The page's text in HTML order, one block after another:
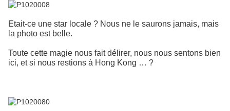
Etait-ce une star locale ? Nous ne le saurons jamais, mais
la photo est belle.
Toute cette magie nous fait délirer, nous nous sentons bien
ici, et si nous restions à Hong Kong … ?